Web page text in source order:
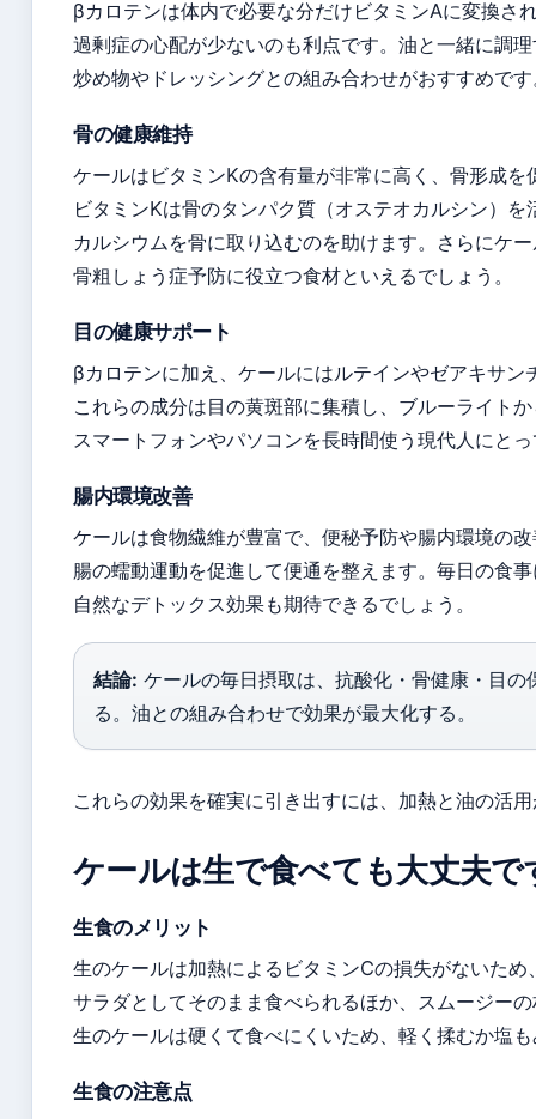
βカロテンは体内で必要な分だけビタミンAに変換さ
過剰症の心配が少ないのも利点です。油と一緒に調
炒め物やドレッシングとの組み合わせがおすすめで
骨の健康維持
ケールはビタミンKの含有量が非常に高く、骨形成を
ビタミンKは骨のタンパク質（オステオカルシン）を
カルシウムを骨に取り込むのを助けます。さらにケ
骨粗しょう症予防に役立つ食材といえるでしょう。
目の健康サポート
βカロテンに加え、ケールにはルテインやゼアキサ
これらの成分は目の黄斑部に集積し、ブルーライト
スマートフォンやパソコンを長時間使う現代人にと
腸内環境改善
ケールは食物繊維が豊富で、便秘予防や腸内環境の
腸の蠕動運動を促進して便通を整えます。毎日の食
自然なデトックス効果も期待できるでしょう。
結論: ケールの毎日摂取は、抗酸化・骨健康・目
る。油との組み合わせで効果が最大化する。
これらの効果を確実に引き出すには、加熱と油の活
ケールは生で食べても大丈夫で
生食のメリット
生のケールは加熱によるビタミンCの損失がないた
サラダとしてそのまま食べられるほか、スムージー
生のケールは硬くて食べにくいため、軽く揉むか塩
生食の注意点